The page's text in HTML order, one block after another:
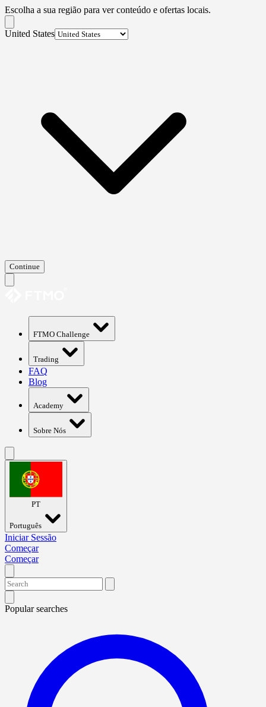
Escolha a sua região para ver conteúdo e ofertas locais.
United States
Continue
FTMO Challenge
Trading
FAQ
Blog
Academy
Sobre Nós
PT
Português
Iniciar Sessão
Começar
Começar
Popular searches